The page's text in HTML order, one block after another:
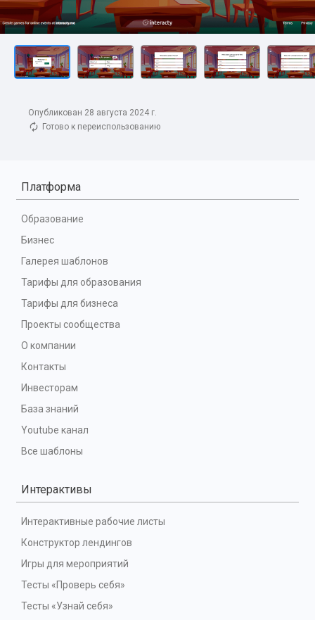
Опубликован 28 августа 2024 г.
Готово к переиспользованию
Платформа
Образование
Бизнес
Галерея шаблонов
Тарифы для образования
Тарифы для бизнеса
Проекты сообщества
О компании
Контакты
Инвесторам
База знаний
Youtube канал
Все шаблоны
Интерактивы
Интерактивные рабочие листы
Конструктор лендингов
Игры для мероприятий
Тесты «Проверь себя»
Тесты «Узнай себя»